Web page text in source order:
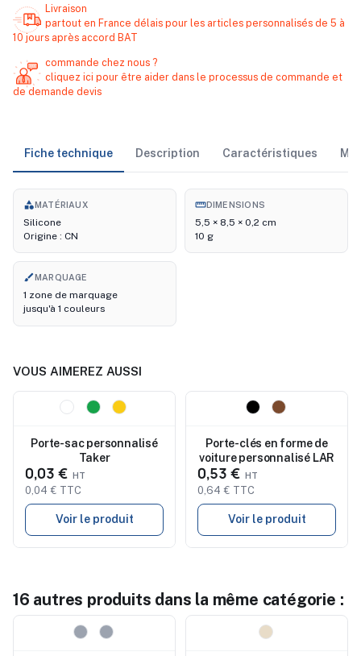
Livraison
partout en France délais pour les articles personnalisés de 5 à
10 jours après accord BAT
commande chez nous ?
cliquez ici pour être aider dans le processus de commande et
de demande devis
Fiche technique Description Caractéristiques
categoryMATÉRIAUX
Silicone
Origine : CN
straightenDIMENSIONS
5,5 × 8,5 × 0,2 cm
10 g
brushMARQUAGE
1 zone de marquage
jusqu'à 1 couleurs
VOUS AIMEREZ AUSSI
Nouveau
Porte-sac personnalisé
Taker
0,03 €
0,04 € TTC
Voir le produit
Porte-clés en forme de
voiture personnalisé LAR
0,53 €
0,64 € TTC
Voir le produit
16 autres produits dans la même catégorie :